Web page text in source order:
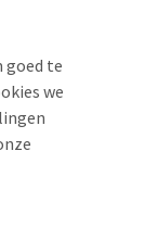
nu lid
goed te
we